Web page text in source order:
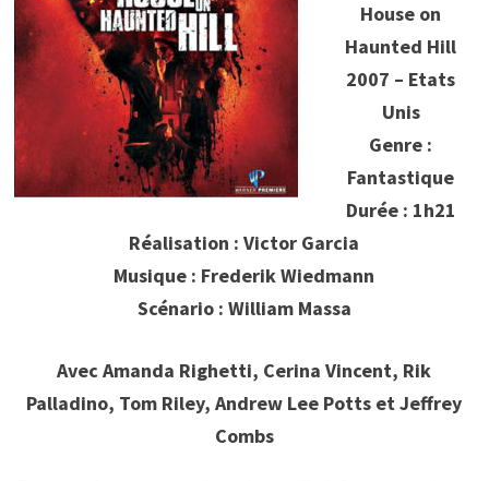
House on
Haunted Hill
2007 – Etats
Unis
Genre :
Fantastique
Durée : 1h21
Réalisation : Victor Garcia
Musique : Frederik Wiedmann
Scénario : William Massa
Avec Amanda Righetti, Cerina Vincent, Rik
Palladino, Tom Riley, Andrew Lee Potts et Jeffrey
Combs